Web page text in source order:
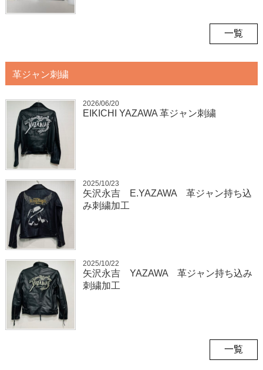
一覧
革ジャン刺繍
2026/06/20
EIKICHI YAZAWA 革ジャン刺繍
2025/10/23
矢沢永吉 E.YAZAWA 革ジャン持ち込
み刺繍加工
2025/10/22
矢沢永吉 YAZAWA 革ジャン持ち込み
刺繍加工
一覧